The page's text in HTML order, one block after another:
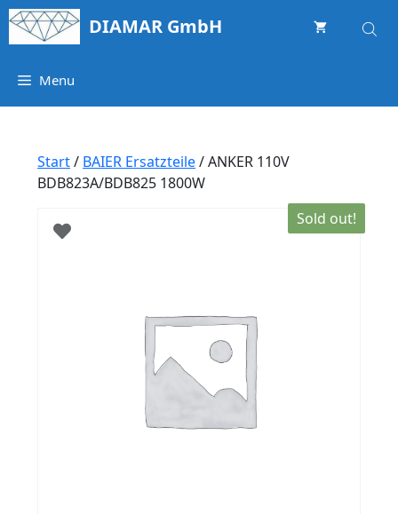
Springe
zum
DIAMAR GmbH
Menu
Start/ BAIER Ersatzteile/ ANKER 110V
BDB823A/BDB825 1800W
Sold out!